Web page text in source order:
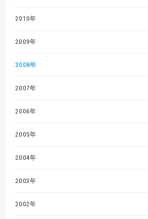
2010年
2009年
2008年
2007年
2006年
2005年
2004年
2003年
2002年